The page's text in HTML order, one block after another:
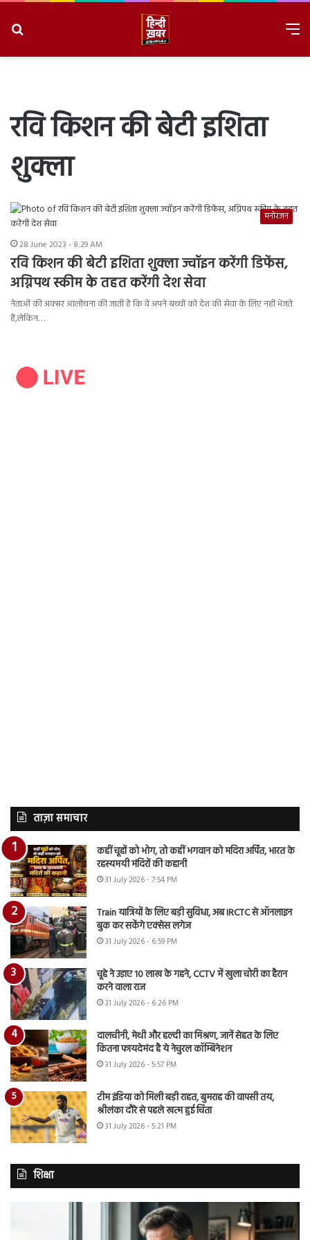
रवि किशन की बेटी इशिता
शुक्ला
मनोरंजन
28 June 2023 - 8:29 AM
रवि किशन की बेटी इशिता शुक्ला ज्वॉइन करेंगी डिफेंस,
अग्निपथ स्कीम के तहत करेंगी देश सेवा
नेताओं की अक्सर आलोचना की जाती है कि वे अपने बच्चों को देश की सेवा के लिए नहीं भेजते
हैं,लेकिन…
ताज़ा समाचार
कहीं चूहों को भोग, तो कहीं भगवान को मदिरा अर्पित, भारत के
रहस्यमयी मंदिरों की कहानी
31 July 2026 - 7:54 PM
Train यात्रियों के लिए बड़ी सुविधा, अब IRCTC से ऑनलाइन
बुक कर सकेंगे एक्सेस लगेज
31 July 2026 - 6:59 PM
चूहे ने उड़ाए 10 लाख के गहने, CCTV में खुला चोरी का हैरान
करने वाला राज
31 July 2026 - 6:26 PM
दालचीनी, मेथी और हल्दी का मिश्रण, जानें सेहत के लिए
कितना फायदेमंद है ये नेचुरल कॉम्बिनेशन
31 July 2026 - 5:57 PM
टीम इंडिया को मिली बड़ी राहत, बुमराह की वापसी तय,
श्रीलंका दौरे से पहले खत्म हुई चिंता
31 July 2026 - 5:21 PM
शिक्षा